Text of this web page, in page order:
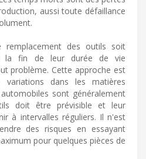
aussi toute défaillance
des outils soit
la fin de leur durée de vie
problème. Cette approche est
dans les matières
sont généralement
doit être prévisible et leur
à intervalles réguliers. Il n'est
des risques en essayant
pour quelques pièces de